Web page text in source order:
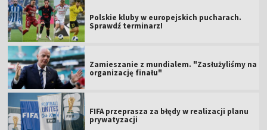
Polskie kluby w europejskich pucharach.
Sprawdź terminarz!
Zamieszanie z mundialem. "Zasłużyliśmy na
organizację finału"
FIFA przeprasza za błędy w realizacji planu
prywatyzacji